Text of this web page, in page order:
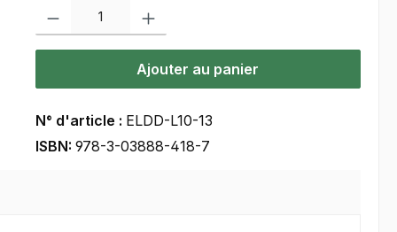
Ajouter au panier
N° d'article : ELDD-L10-13
ISBN: 978-3-03888-418-7